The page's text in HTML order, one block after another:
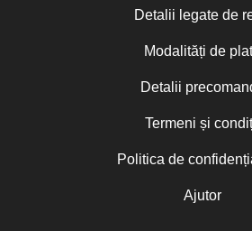
Detalii legate de
Modalități de
Detalii
Termeni și
Politica de
Ajutor